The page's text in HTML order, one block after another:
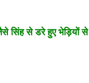
सिंह से डरे हुए भेड़ियों से